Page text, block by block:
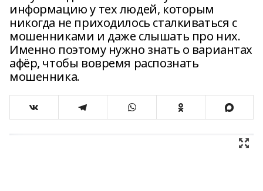
информацию у тех людей, которым
никогда не приходилось сталкиваться с
мошенниками и даже слышать про них.
Именно поэтому нужно знать о вариантах
афёр, чтобы вовремя распознать
мошенника.